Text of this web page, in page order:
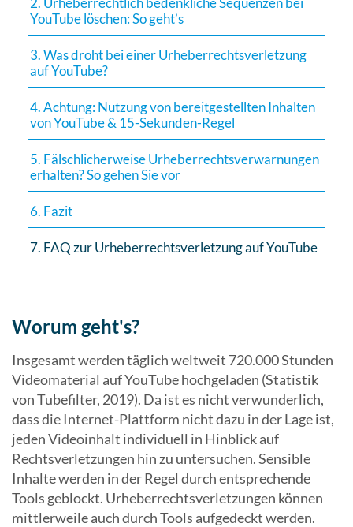
YouTube löschen: So geht’s
3. Was droht bei einer Urheberrechtsverletzung
auf YouTube?
4. Achtung: Nutzung von bereitgestellten Inhalten
von YouTube & 15-Sekunden-Regel
5. Fälschlicherweise Urheberrechtsverwarnungen
erhalten? So gehen Sie vor
6. Fazit
7. FAQ zur Urheberrechtsverletzung auf YouTube
Worum geht's?
Insgesamt werden täglich weltweit 720.000 Stunden
Videomaterial auf YouTube hochgeladen (Statistik
von Tubefilter, 2019). Da ist es nicht verwunderlich,
dass die Internet-Plattform nicht dazu in der Lage ist,
jeden Videoinhalt individuell in Hinblick auf
Rechtsverletzungen hin zu untersuchen. Sensible
Inhalte werden in der Regel durch entsprechende
Tools geblockt. Urheberrechtsverletzungen können
mittlerweile auch durch Tools aufgedeckt werden.